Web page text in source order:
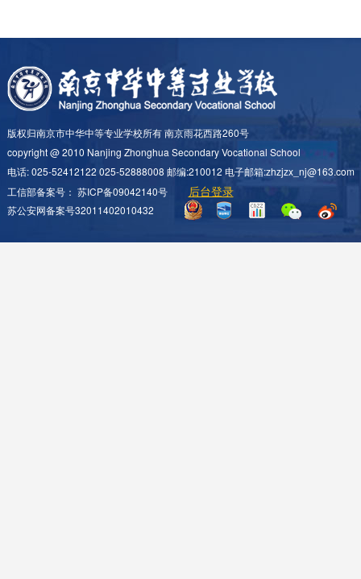
版权归南京市中华中等专业学校所有 南京雨花西路260号
copyright @ 2010 Nanjing Zhonghua Secondary Vocational School
电话: 025-52412122 025-52888008 邮编:210012 电子邮箱:zhzjzx_nj@163.com
工信部备案号： 苏ICP备09042140号 后台登录
苏公安网备案号32011402010432